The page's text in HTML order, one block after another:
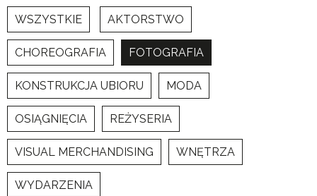
WSZYSTKIE AKTORSTWO
CHOREOGRAFIA FOTOGRAFIA
KONSTRUKCJA UBIORU MODA
OSIĄGNIĘCIA REŻYSERIA
VISUAL MERCHANDISING WNĘTRZA
WYDARZENIA